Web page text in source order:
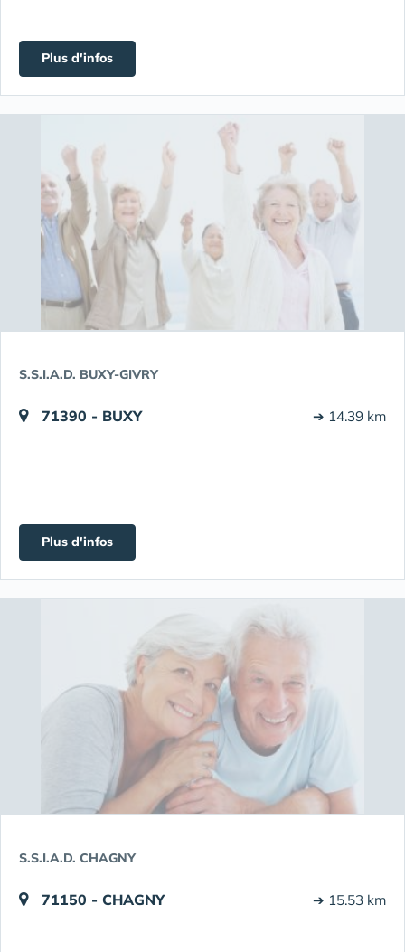
Plus d'infos
S.S.I.A.D. BUXY-GIVRY
71390 - BUXY ➔ 14.39 km
Plus d'infos
S.S.I.A.D. CHAGNY
71150 - CHAGNY ➔ 15.53 km